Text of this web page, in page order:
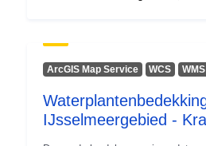
steder.For hvert år findes der et
planteart og et datasæt med den
datasæt pr. år med
(punkt)placeringer.I disse datasæt
ArcGIS Map Service WCS WMS
IJsselmeergebied -